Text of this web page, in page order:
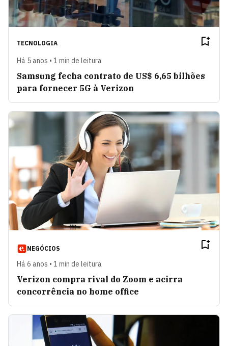
TECNOLOGIA
Há 5 anos • 1 min de leitura
Samsung fecha contrato de US$ 6,65 bilhões
para fornecer 5G à Verizon
NEGÓCIOS
Há 6 anos • 1 min de leitura
Verizon compra rival do Zoom e acirra
concorrência no home office